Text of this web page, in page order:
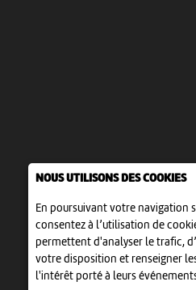
NOUS UTILISONS DES COOKIES
En poursuivant votre navigation
consentez à l’utilisation de
permettent d'analyser le trafic,
votre disposition et renseigner
l'intérêt porté à leurs